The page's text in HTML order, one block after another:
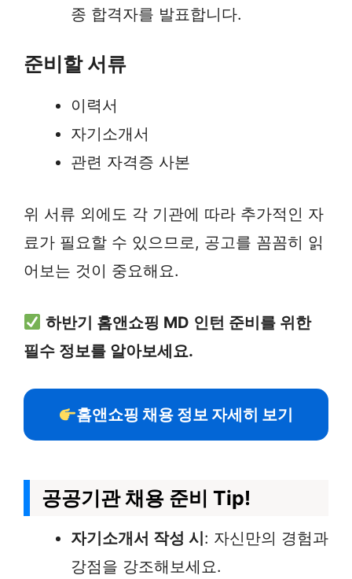
종 합격자를 발표합니다.
준비할 서류
이력서
자기소개서
관련 자격증 사본
위 서류 외에도 각 기관에 따라 추가적인 자
료가 필요할 수 있으므로, 공고를 꼼꼼히 읽
어보는 것이 중요해요.
하반기 홈앤쇼핑 MD 인턴 준비를 위한
필수 정보를 알아보세요.
홈앤쇼핑 채용 정보 자세히 보기
공공기관 채용 준비 Tip!
자기소개서 작성 시: 자신만의 경험과
강점을 강조해보세요.